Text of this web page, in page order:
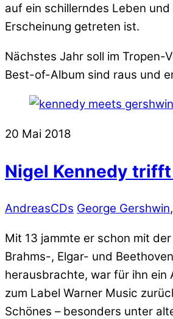
auf ein schillerndes Leben
Erscheinung getreten ist.
Nächstes Jahr soll im Tropen-
Best-of-Album sind raus und
20 Mai 2018
Nigel Kennedy
AndreasCDs George Gershwin,
Mit 13 jammte er schon mit
Brahms-, Elgar- und
herausbrachte, war für ihn ein
zum Label Warner Music
Schönes – besonders unter